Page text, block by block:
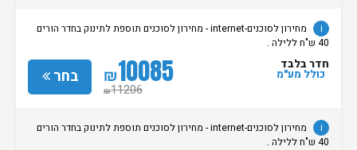
i
מחירון לסוכנים-internet - מחירון לסוכנים תוספת לתינוק בחדר הורים
40 ש"ח ללילה .
בחר ₪10085
₪11206
חדר בלבד
כולל מע"מ
i
מחירון לסוכנים-internet - מחירון לסוכנים תוספת לתינוק בחדר הורים
40 ש"ח ללילה .